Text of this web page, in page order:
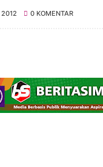
0 KOMENTAR